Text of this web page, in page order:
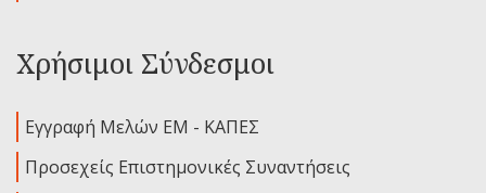
Χρήσιμοι Σύνδεσμοι
Εγγραφή Μελών ΕΜ - ΚΑΠΕΣ
Προσεχείς Επιστημονικές Συναντήσεις